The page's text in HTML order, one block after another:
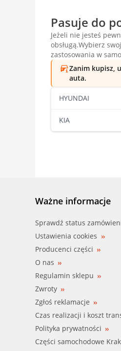
Pasuje do
Jeżeli nie jesteś
obsługą.Wybierz
zastosowania w
Zanim kupisz,
auta.
HYUNDAI
KIA
Ważne informacje
Sprawdź status
Ustawienia cookies
Producenci części
O nas
Regulamin sklepu
Zwroty
Zgłoś reklamacje
Czas realizacji i koszt
Polityka prywatności
Części samochodowe